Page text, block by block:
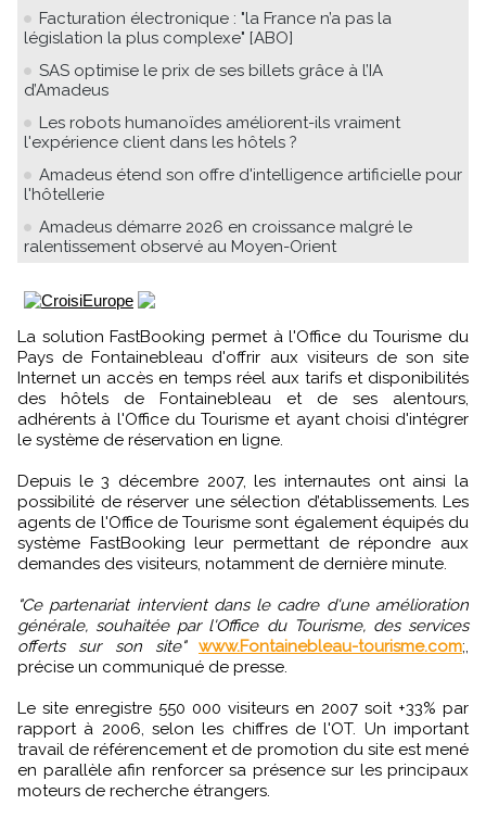
Facturation électronique : "la France n’a pas la
législation la plus complexe" [ABO]
SAS optimise le prix de ses billets grâce à l’IA
d’Amadeus
Les robots humanoïdes améliorent-ils vraiment
l'expérience client dans les hôtels ?
Amadeus étend son offre d'intelligence artificielle pour
l'hôtellerie
Amadeus démarre 2026 en croissance malgré le
ralentissement observé au Moyen-Orient
La solution FastBooking permet à l'Office du Tourisme du
Pays de Fontainebleau d'offrir aux visiteurs de son site
Internet un accès en temps réel aux tarifs et disponibilités
des hôtels de Fontainebleau et de ses alentours,
adhérents à l'Office du Tourisme et ayant choisi d'intégrer
le système de réservation en ligne.
Depuis le 3 décembre 2007, les internautes ont ainsi la
possibilité de réserver une sélection d’établissements. Les
agents de l'Office de Tourisme sont également équipés du
système FastBooking leur permettant de répondre aux
demandes des visiteurs, notamment de dernière minute.
"Ce partenariat intervient dans le cadre d'une amélioration
générale, souhaitée par l'Office du Tourisme, des services
offerts sur son site"
www.Fontainebleau-tourisme.com;,
précise un communiqué de presse.
Le site enregistre 550 000 visiteurs en 2007 soit +33% par
rapport à 2006, selon les chiffres de l'OT. Un important
travail de référencement et de promotion du site est mené
en parallèle afin renforcer sa présence sur les principaux
moteurs de recherche étrangers.